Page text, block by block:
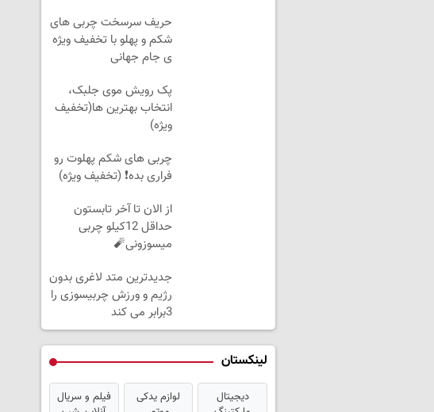
حریف سرسخت چربی های
شکم و پهلو با تخفیف ویژه
ی جام جهانی
پک رویش موی جلبک،
انتخاب بهترین ها(تخفیف
ویژه)
چربی های شکم پهلوت رو
فراری بده❗ (تخفیف ویژه)
از الان تا آخر تابستون
حداقل 12کیلو چربی
میسوزونی🧨
جدیدترین متد لاغری بدون
رژیم و ورزش چربیسوزی را
3برابر می کند
لینکستان
دیجیتال
لوازم یدکی
فیلم و سریال